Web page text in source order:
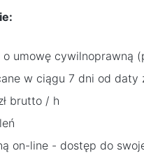
umowę cywilnoprawną
w ciągu 7 dni od daty
brutto / h
on-line - dostęp do